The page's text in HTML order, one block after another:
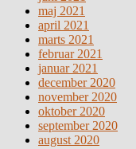
maj 2021
april 2021
marts 2021
februar 2021
januar 2021
december 2020
november 2020
oktober 2020
september 2020
august 2020